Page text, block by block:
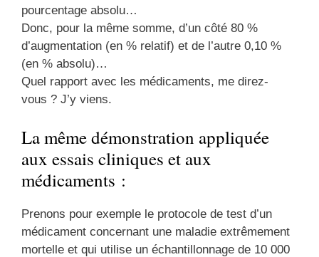
pourcentage absolu…
Donc, pour la même somme, d’un côté 80 %
d’augmentation (en % relatif) et de l’autre 0,10 %
(en % absolu)…
Quel rapport avec les médicaments, me direz-
vous ? J’y viens.
La même démonstration appliquée
aux essais cliniques et aux
médicaments :
Prenons pour exemple le protocole de test d’un
médicament concernant une maladie extrêmement
mortelle et qui utilise un échantillonnage de 10 000